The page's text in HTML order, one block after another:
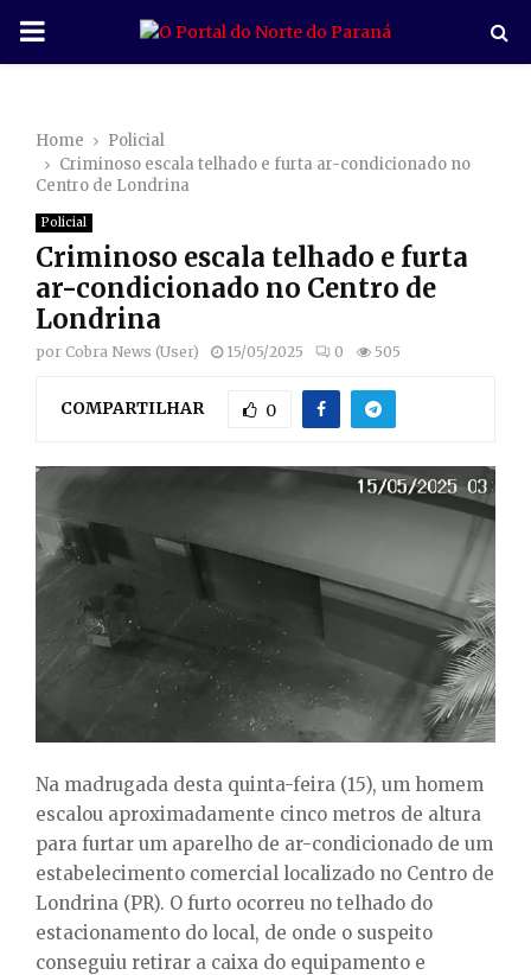
P
M
A
R
M
E
U
Home
Policial
Criminoso escala telhado e furta ar-condicionado no
Centro de Londrina
Policial
Criminoso escala telhado e furta
ar-condicionado no Centro de
Londrina
por Cobra News (User) 15/05/2025 0 505
COMPARTILHAR 0
Na madrugada desta quinta-feira (15), um homem
escalou aproximadamente cinco metros de altura
para furtar um aparelho de ar-condicionado de um
estabelecimento comercial localizado no Centro de
Londrina (PR). O furto ocorreu no telhado do
estacionamento do local, de onde o suspeito
conseguiu retirar a caixa do equipamento e